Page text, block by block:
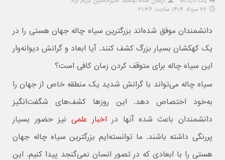
۲۲ مرداد ۱۴۰۴ ساعت ۲۱:۳۶
دانشمندان موفق شده‌اند بزرگترین سیاه چاله جهان هستی را در
یک کهکشان بسیار بزرگ کشف کنند. آیا ابعاد و گرانش دیوانه‌وار
این سیاه چاله برای متوقف کردن زمان کافی است؟
سیاه چاله می‌تواند با گرانش شدید یک منطقه خاص از جهان را
به‌خود اختصاص دهد. این روزها کشف‌های شگفت‌انگیز
دانشمندان باعث شده آنها در اخبار علمینیز حضور بسیار
پررنگی داشته باشند. ما توانسته‌ایم بزرگترین سیاه چاله جهان
هستی را با ابعادی که در تصور انسان نمی‌گنجد پیدا کنیم. این